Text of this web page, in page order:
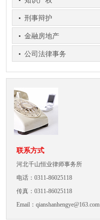
刑事辩护
金融房地产
公司法律事务
联系方式
河北千山恒业律师事务所
电话：0311-86025118
传真：0311-86025118
Email：qianshanhengye@163.com